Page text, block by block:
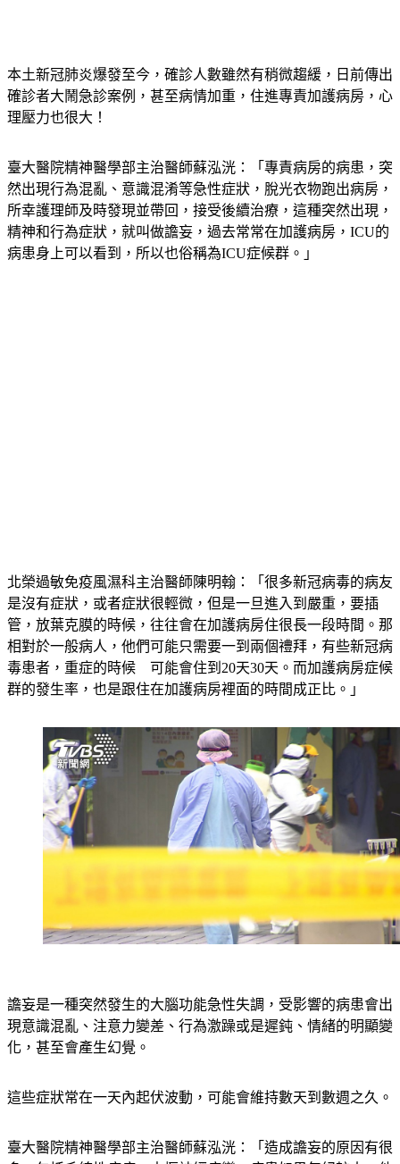
確診者大鬧急診案例，甚至病情加重，住進專責加護病房，心
理壓力也很大！
然出現行為混亂、意識混淆等急性症狀，脫光衣物跑出病房，
所幸護理師及時發現並帶回，接受後續治療，這種突然出現，
精神和行為症狀，就叫做譫妄，過去常常在加護病房，ICU的
病患身上可以看到，所以也俗稱為ICU症候群。」
是沒有症狀，或者症狀很輕微，但是一旦進入到嚴重，要插
管，放葉克膜的時候，往往會在加護病房住很長一段時間。那
相對於一般病人，他們可能只需要一到兩個禮拜，有些新冠病
毒患者，重症的時候　可能會住到20天30天。而加護病房症候
群的發生率，也是跟住在加護病房裡面的時間成正比。」
現意識混亂、注意力變差、行為激躁或是遲鈍、情緒的明顯變
化，甚至會產生幻覺。
多，包括系統性疾病、中樞神經病變、病患如果年紀較大，他